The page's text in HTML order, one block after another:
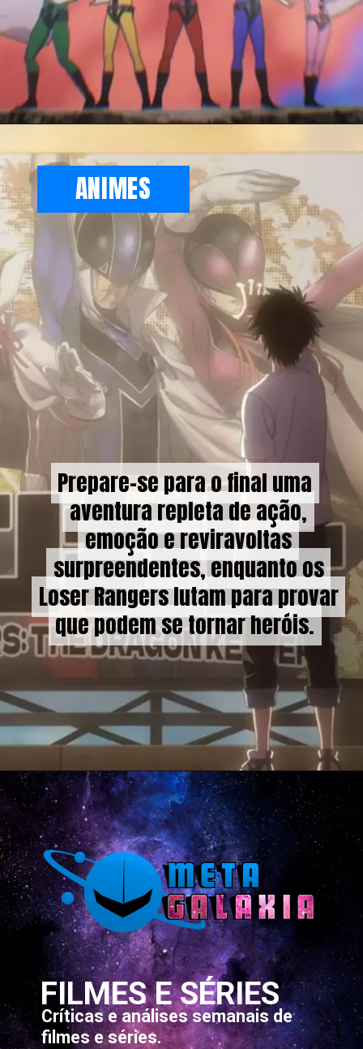
Prepare-se para o final uma
aventura repleta de ação,
emoção e reviravoltas
surpreendentes, enquanto os
Loser Rangers lutam para provar
que podem se tornar heróis.
Prepare-se para o final uma
aventura repleta de ação,
emoção e reviravoltas
surpreendentes, enquanto os
Loser Rangers lutam para provar
que podem se tornar heróis.
ANIMES
Opening https://metagalaxia.com.br/anime-e-manga/quando-e-onde-assistir-ao-episodio-12-e-final-de-go-go-loser-ranger-sentai-daishikkaku/
FILMES E SÉRIES
Críticas e análises semanais de
filmes e séries.